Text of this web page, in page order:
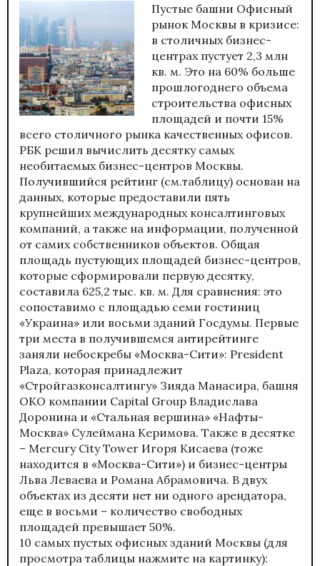
Пустые башни Офисный
рынок Москвы в кризисе:
в столичных бизнес-
центрах пустует 2,3 млн
кв. м. Это на 60% больше
прошлогоднего объема
строительства офисных
площадей и почти 15%
всего столичного рынка качественных офисов.
РБК решил вычислить десятку самых
необитаемых бизнес-центров Москвы.
Получившийся рейтинг (см.таблицу) основан на
данных, которые предоставили пять
крупнейших международных консалтинговых
компаний, а также на информации, полученной
от самих собственников объектов. Общая
площадь пустующих площадей бизнес-центров,
которые сформировали первую десятку,
составила 625,2 тыс. кв. м. Для сравнения: это
сопоставимо с площадью семи гостиниц
«Украина» или восьми зданий Госдумы. Первые
три места в получившемся антирейтинге
заняли небоскребы «Москва-Сити»: President
Plaza, которая принадлежит
«Стройгазконсалтингу» Зияда Манасира, башня
ОКО компании Capital Group Владислава
Доронина и «Стальная вершина» «Нафты-
Москва» Сулеймана Керимова. Также в десятке
– Mercury City Tower Игоря Кисаева (тоже
находится в «Москва-Сити») и бизнес-центры
Льва Леваева и Романа Абрамовича. В двух
объектах из десяти нет ни одного арендатора,
еще в восьми – количество свободных
площадей превышает 50%.
10 самых пустых офисных зданий Москвы (для
просмотра таблицы нажмите на картинку):